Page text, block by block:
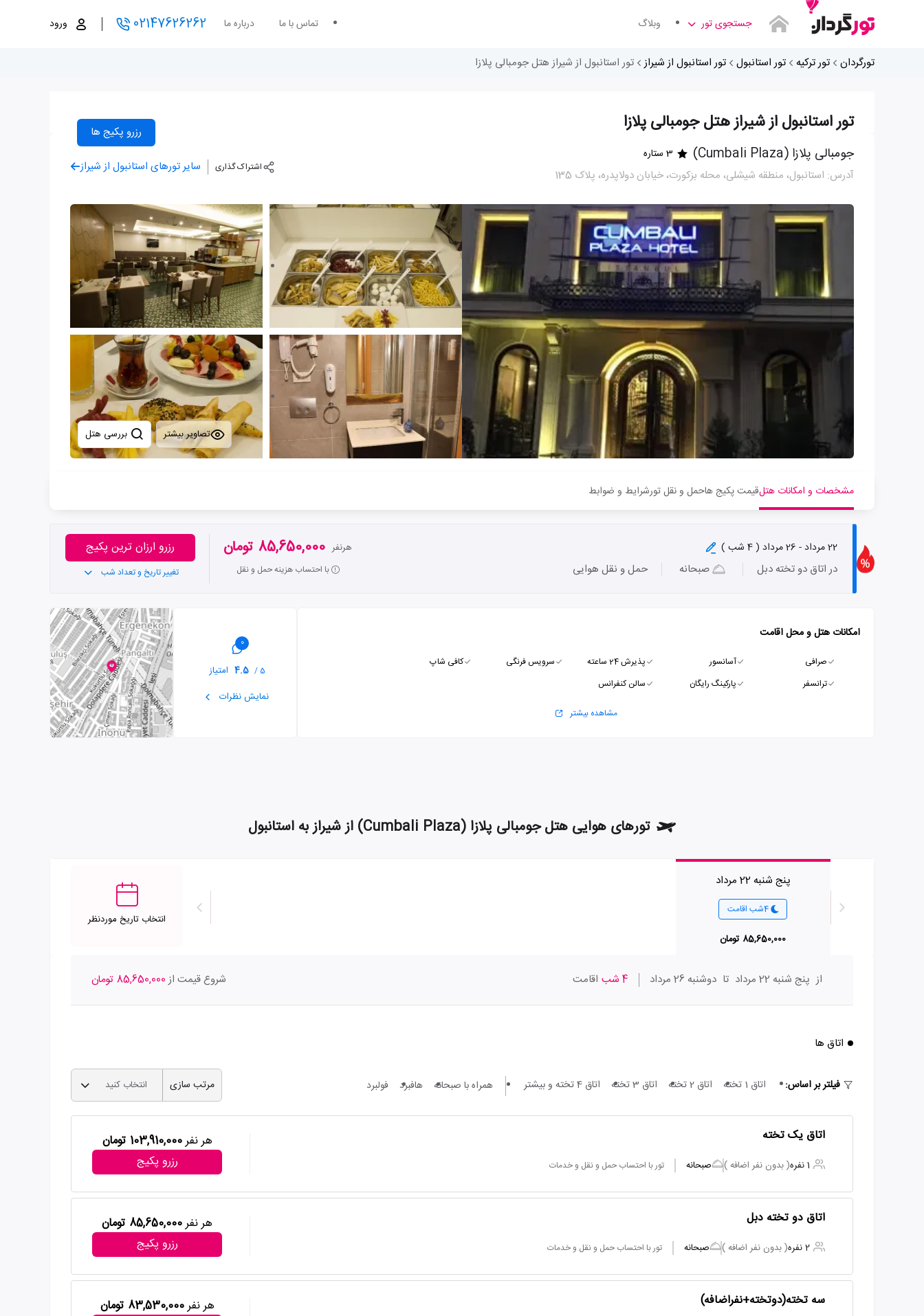
جستجوی تور وبلاگ تماس با ما درباره ما 02147626262 ورود
تورگردان تور ترکیه تور استانبول تور استانبول از شیراز تور استانبول از شیراز هتل جومبالی پلازا
تور استانبول از شیراز هتل جومبالی پلازا رزرو پکیج ها
جومبالی پلازا (Cumbali Plaza) 3 ستاره
آدرس: استانبول، منطقه شیشلی، محله بزکورت، خیابان دولاپدره، پلاک 135
اشتراک گذاری سایر تورهای استانبول از شیراز
تصاویر بیشتر
مشخصات و امکانات هتلقیمت پکیج هاحمل و نقل تورشرایط و ضوابط
22 مرداد - 26 مرداد ( 4 شب )
در اتاق دو تخته دبل صبحانه حمل و نقل هوایی
هرنفر 85,650,000 تومان
با احتساب هزینه حمل و نقل
رزرو ارزان ترین پکیج
تغییر تاریخ و تعداد شب
امکانات هتل و محل اقامت
صرافی آسانسور پذیرش 24 ساعته سرویس فرنگی
کافی شاپ
ترانسفر
پارکینگ رایگان سالن کنفرانس
مشاهده بیشتر
0
5 /
4.5 امتیاز
نمایش نظرات
تورهای هوایی هتل جومبالی پلازا (Cumbali Plaza) از شیراز به استانبول
پنج شنبه 22 مرداد
4شب اقامت
85,650,000 تومان
انتخاب تاریخ موردنظر
از پنج شنبه 22 مرداد تا دوشنبه 26 مرداد 4 شب اقامت شروع قیمت از85,650,000 تومان
اتاق ها
فیلتر بر اساس: اتاق 1 تخته اتاق 2 تخته اتاق 3 تخته اتاق 4 تخته و بیشتر همراه با صبحانه هافبرد فولبرد مرتب سازی انتخاب کنید
اتاق یک تخته
1 نفره ( بدون نفر اضافه ) صبحانه تور با احتساب حمل و نقل و خدمات
هر نفر103,910,000 تومان
رزرو پکیج
اتاق دو تخته دبل
2 نفره ( بدون نفر اضافه ) صبحانه تور با احتساب حمل و نقل و خدمات
هر نفر85,650,000 تومان
رزرو پکیج
سه تخته(دوتخته+نفراضافه) هر نفر83,530,000 تومان